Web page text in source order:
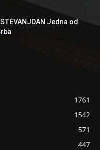
Jedna od
1761
1542
571
447